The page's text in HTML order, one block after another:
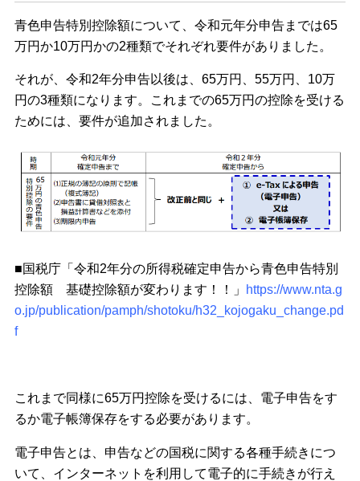
青色申告特別控除額について、令和元年分申告までは65
万円か10万円かの2種類でそれぞれ要件がありました。
それが、令和2年分申告以後は、65万円、55万円、10万
円の3種類になります。これまでの65万円の控除を受ける
ためには、要件が追加されました。
■国税庁「令和2年分の所得税確定申告から青色申告特別
控除額 基礎控除額が変わります！！」
https://www.nta.g
o.jp/publication/pamph/shotoku/h32_kojogaku_change.pd
f
これまで同様に65万円控除を受けるには、電子申告をす
るか電子帳簿保存をする必要があります。
電子申告とは、申告などの国税に関する各種手続きにつ
いて、インターネットを利用して電子的に手続きが行え